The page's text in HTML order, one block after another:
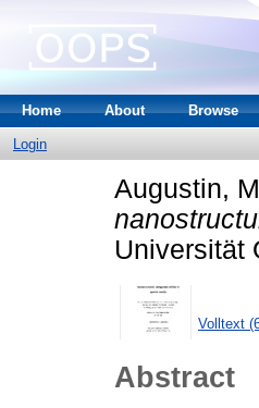
Home About Browse
Login
Augustin,
Universität
Volltext
Abstract